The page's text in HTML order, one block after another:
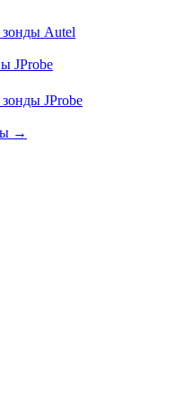
Autel
JProbe
JProbe
→